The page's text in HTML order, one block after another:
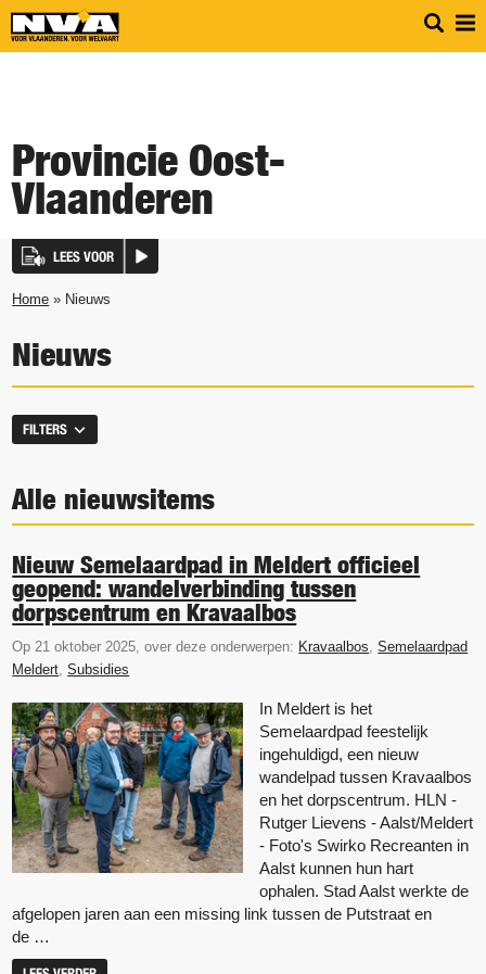
Provincie Oost-
Vlaanderen
LEES VOOR
Home » Nieuws
Nieuws
FILTERS
Alle nieuwsitems
Nieuw Semelaardpad in Meldert officieel
geopend: wandelverbinding tussen
dorpscentrum en Kravaalbos
Op 21 oktober 2025, over deze onderwerpen: Kravaalbos ,Semelaardpad
Meldert ,Subsidies
In Meldert is het
Semelaardpad feestelijk
ingehuldigd, een nieuw
wandelpad tussen Kravaalbos
en het dorpscentrum. HLN -
Rutger Lievens - Aalst/Meldert
- Foto's Swirko Recreanten in
Aalst kunnen hun hart
ophalen. Stad Aalst werkte de
afgelopen jaren aan een missing link tussen de Putstraat en
de …